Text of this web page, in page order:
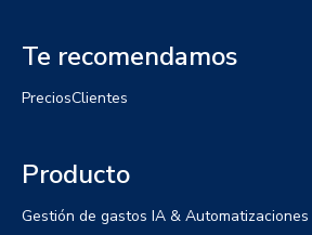
Te recomendamos
PreciosClientes
Producto
Gestión de gastos IA & Automatizaciones